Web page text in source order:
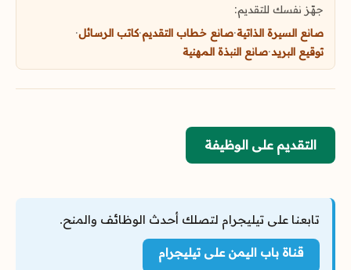
جهّز نفسك للتقديم:
صانع السيرة الذاتية·صانع خطاب التقديم·كاتب الرسائل·
توقيع البريد·صانع النبذة المهنية
التقديم على الوظيفة
تابعنا على تيليجرام لتصلك أحدث الوظائف والمنح.
قناة باب اليمن على تيليجرام